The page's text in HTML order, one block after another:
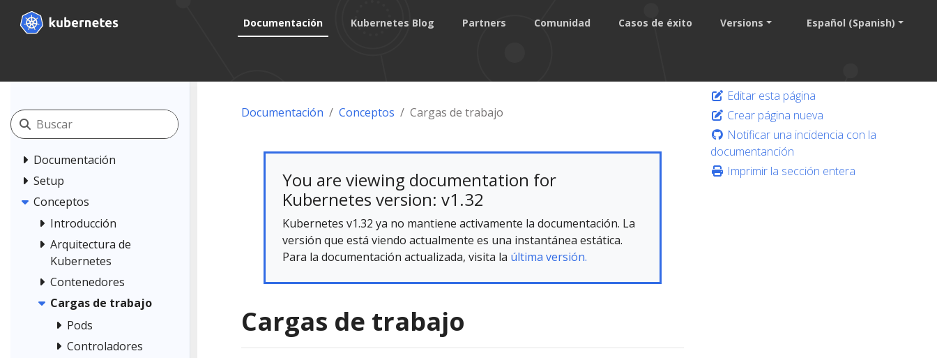
Documentación Kubernetes Blog Partners Comunidad Casos de éxito Versions Español (Spanish)
Documentación
Setup
Conceptos
Introducción
Arquitectura de
Kubernetes
Contenedores
Cargas de trabajo
Pods
Controladores
Documentación Conceptos Cargas de trabajo
You are viewing documentation for
Kubernetes version: v1.32
Kubernetes v1.32 ya no mantiene activamente la documentación. La
versión que está viendo actualmente es una instantánea estática.
Para la documentación actualizada, visita la última versión.
Cargas de trabajo
Editar esta página
Crear página nueva
Notificar una incidencia con la
documentanción
Imprimir la sección entera